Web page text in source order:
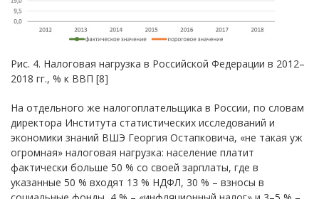
Рис. 4. Налоговая нагрузка в Российской Федерации в 2012–
2018 гг., % к ВВП [8]
На отдельного же налогоплательщика в России, по словам
директора Института статистических исследований и
экономики знаний ВШЭ Георгия Остапковича, «не такая уж
огромная» налоговая нагрузка: население платит
фактически больше 50 % со своей зарплаты, где в
указанные 50 % входят 13 % НДФЛ, 30 % – взносы в